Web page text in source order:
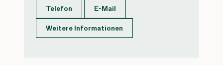
Telefon
E-Mail
Weitere Informationen